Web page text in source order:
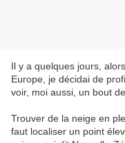
Il y a quelques jours,
Europe, je décidai de
voir, moi aussi, un bout
Trouver de la neige en
faut localiser un point